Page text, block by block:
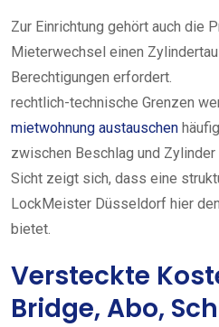
Zur Einrichtung gehört auch die
Mieterwechsel einen
Berechtigungen erfordert.
rechtlich-technische Grenzen
mietwohnung austauschen
zwischen Beschlag und
Sicht zeigt sich, dass eine
LockMeister Düsseldorf hier
bietet.
Versteckte
Bridge, Abo,